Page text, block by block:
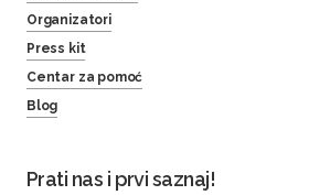
Organizatori
Press kit
Centar za pomoć
Blog
Prati nas i prvi saznaj!